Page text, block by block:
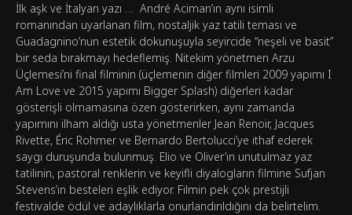
İlk aşk ve İtalyan yazı … André Aciman’ın aynı isimli
romanından uyarlanan film, nostaljik yaz tatili teması ve
Guadagnino’nun estetik dokunuşuyla seyircide “neşeli ve basit”
bir seda bırakmayı hedeflemiş. Nitekim yönetmen Arzu
Üçlemesi’ni final filminin (üçlemenin diğer filmleri 2009 yapımı I
Am Love ve 2015 yapımı Bigger Splash) diğerleri kadar
gösterişli olmamasına özen gösterirken, aynı zamanda
yapımını ilham aldığı usta yönetmenler Jean Renoir, Jacques
Rivette, Éric Rohmer ve Bernardo Bertolucci’ye ithaf ederek
saygı duruşunda bulunmuş. Elio ve Oliver’ın unutulmaz yaz
tatilinin, pastoral renklerin ve keyifli diyalogların filmine Sufjan
Stevens’ın besteleri eşlik ediyor. Filmin pek çok prestijli
festivalde ödül ve adaylıklarla onurlandırıldığını da belirtelim.